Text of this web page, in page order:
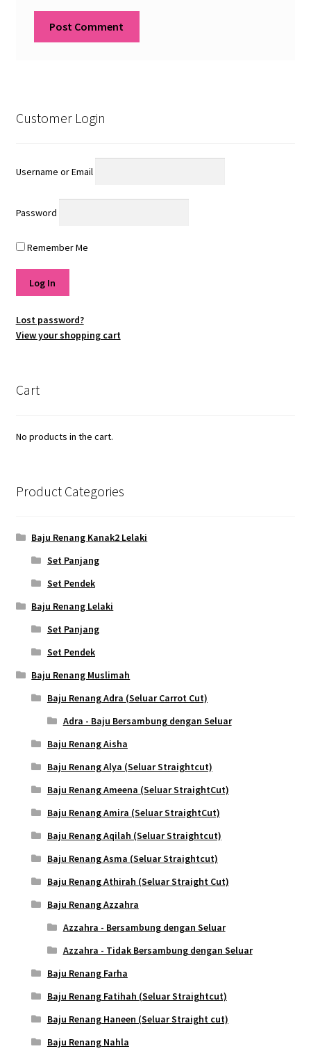
Customer Login
Username or Email
Password
Remember Me
Lost password?
View your shopping cart
Cart
No products in the cart.
Product Categories
Baju Renang Kanak2 Lelaki
Set Panjang
Set Pendek
Baju Renang Lelaki
Set Panjang
Set Pendek
Baju Renang Muslimah
Baju Renang Adra (Seluar Carrot Cut)
Adra - Baju Bersambung dengan Seluar
Baju Renang Aisha
Baju Renang Alya (Seluar Straightcut)
Baju Renang Ameena (Seluar StraightCut)
Baju Renang Amira (Seluar StraightCut)
Baju Renang Aqilah (Seluar Straightcut)
Baju Renang Asma (Seluar Straightcut)
Baju Renang Athirah (Seluar Straight Cut)
Baju Renang Azzahra
Azzahra - Bersambung dengan Seluar
Azzahra - Tidak Bersambung dengan Seluar
Baju Renang Farha
Baju Renang Fatihah (Seluar Straightcut)
Baju Renang Haneen (Seluar Straight cut)
Baju Renang Nahla